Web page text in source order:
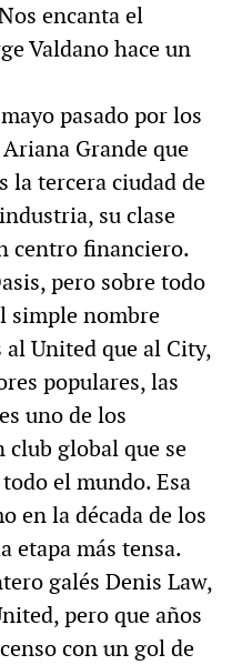
encanta el
Valdano hace un
pasado por los
Grande que
la tercera ciudad de
su clase
centro financiero.
pero sobre todo
simple nombre
United que al City,
populares, las
uno de los
global que se
el mundo. Esa
en la década de los
etapa más tensa.
galés Denis Law,
pero que años
con un gol de